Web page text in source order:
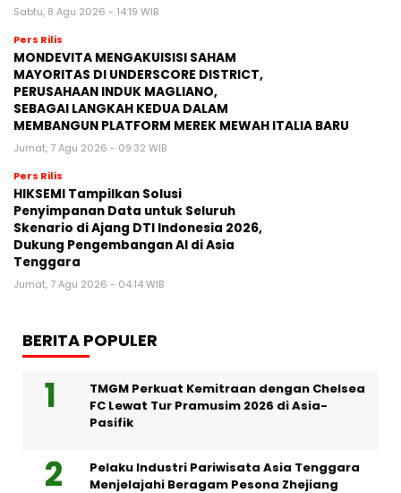
Sabtu, 8 Agu 2026 - 14:19 WIB
Pers Rilis
MONDEVITA MENGAKUISISI SAHAM
MAYORITAS DI UNDERSCORE DISTRICT,
PERUSAHAAN INDUK MAGLIANO,
SEBAGAI LANGKAH KEDUA DALAM
MEMBANGUN PLATFORM MEREK MEWAH ITALIA BARU
Jumat, 7 Agu 2026 - 09:32 WIB
Pers Rilis
HIKSEMI Tampilkan Solusi
Penyimpanan Data untuk Seluruh
Skenario di Ajang DTI Indonesia 2026,
Dukung Pengembangan AI di Asia
Tenggara
Jumat, 7 Agu 2026 - 04:14 WIB
BERITA POPULER
TMGM Perkuat Kemitraan dengan Chelsea
FC Lewat Tur Pramusim 2026 di Asia-
Pasifik
Pelaku Industri Pariwisata Asia Tenggara
Menjelajahi Beragam Pesona Zhejiang